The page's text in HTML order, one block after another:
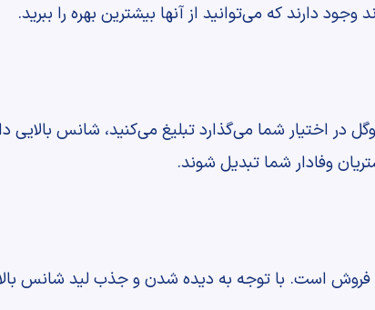
دارند که می‌توانید از آنها بیشترین بهره را ببرید.
در اختیار شما می‌گذارد تبلیغ می‌کنید، شانس
وفادار شما تبدیل شوند.
فروش است. با توجه به دیده شدن و جذب لید شانس